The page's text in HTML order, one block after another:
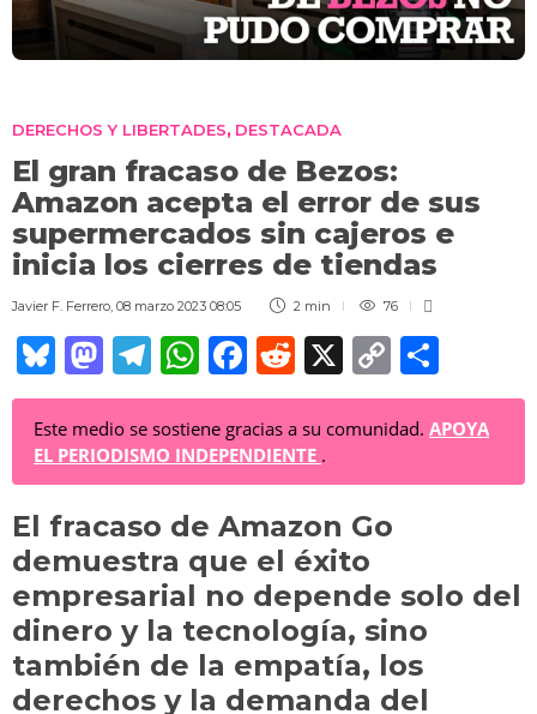
DERECHOS Y LIBERTADES, DESTACADA
El gran fracaso de Bezos:
Amazon acepta el error de sus
supermercados sin cajeros e
inicia los cierres de tiendas
Javier F. Ferrero 08 marzo 2023 08:05 2 min 76
Bl
u
e
sk
y
M
a
st
o
d
o
n
T
el
e
gr
a
m
W
h
at
s
A
p
p
F
a
c
e
b
o
o
k
R
e
d
di
t
X C
o
p
n
k
o
m
Este medio se sostiene gracias a su comunidad. APOYA
EL PERIODISMO INDEPENDIENTE .
El fracaso de Amazon Go
demuestra que el éxito
empresarial no depende solo del
dinero y la tecnología, sino
también de la empatía, los
derechos y la demanda del